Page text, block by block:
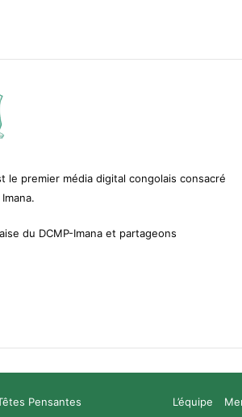
premier média digital congolais consacré
du DCMP-Imana et partageons
Pensantes L’équipe